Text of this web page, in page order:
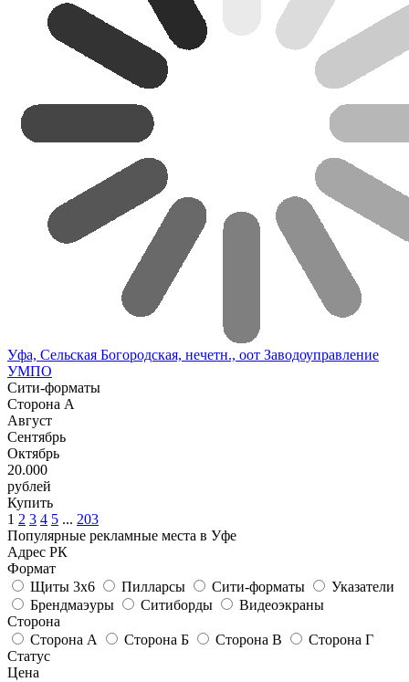
Уфа, Сельская Богородская, нечетн., оот Заводоуправление
УМПО
Сити-форматы
Сторона А
Август
Сентябрь
Октябрь
20.000
рублей
Купить
1 2 3 4 5 ... 203
Популярные рекламные места в Уфе
Адрес РК
Формат
Щиты 3х6
Пилларсы Сити-форматы
Указатели
Брендмаэуры
Ситиборды
Видеоэкраны
Сторона
Сторона А
Сторона Б Сторона В
Сторона Г
Статус
Цена